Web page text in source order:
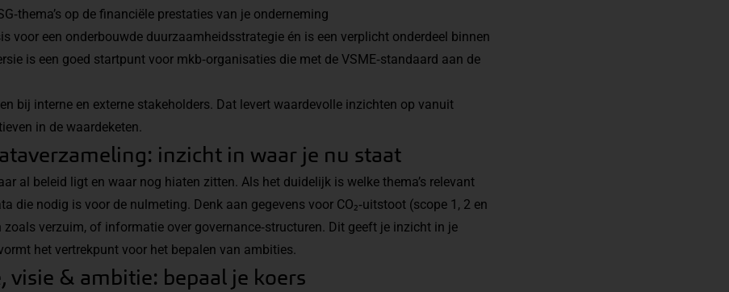
op de financiële prestaties van je onderneming
voor een onderbouwde duurzaamheidsstrategie én is een verplicht onderdeel binnen
is een goed startpunt voor mkb‑organisaties die met de VSME‑standaard aan de
bij interne en externe stakeholders. Dat levert waardevolle inzichten op vanuit
in de waardeketen.
inzicht in waar je nu staat
al beleid ligt en waar nog hiaten zitten. Als het duidelijk is welke thema’s relevant
die nodig is voor de nulmeting. Denk aan gegevens voor CO₂‑uitstoot (scope 1, 2 en
verzuim, of informatie over governance‑structuren. Dit geeft je inzicht in je
het vertrekpunt voor het bepalen van ambities.
visie & ambitie: bepaal je koers